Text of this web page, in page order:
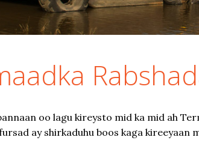
oo lagu kireysto mid ka mid ah
ay shirkaduhu boos kaga kireeyaan